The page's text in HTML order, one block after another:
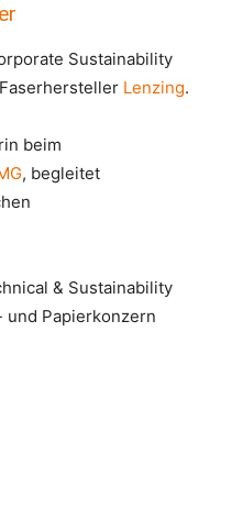
Sustainability
Lenzing.
beim
, begleitet
& Sustainability
und Papierkonzern